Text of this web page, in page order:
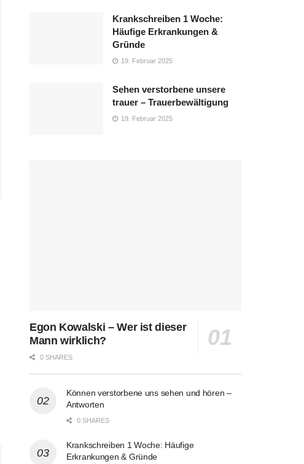
Krankschreiben 1 Woche:
Häufige Erkrankungen &
Gründe
19. Februar 2025
Sehen verstorbene unsere
trauer – Trauerbewältigung
19. Februar 2025
Egon Kowalski – Wer ist dieser
Mann wirklich?
0 SHARES
Können verstorbene uns sehen und hören –
Antworten
0 SHARES
Krankschreiben 1 Woche: Häufige
Erkrankungen & Gründe